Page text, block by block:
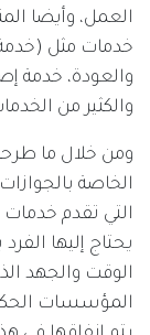
العمل، وأيضا
خدمات مثل (خدمة
والعودة، خدمة
والكثير من
ومن خلال ما
الخاصة
التي تقدم خدمات
يحتاج إليها
الوقت والجهد
المؤسسات